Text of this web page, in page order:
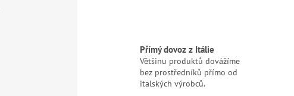
Přímý dovoz z Itálie
Většinu produktů dovážíme
bez prostředníků přímo od
italských výrobců.